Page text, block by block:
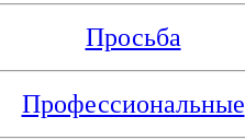
Просьба
Профессиональные